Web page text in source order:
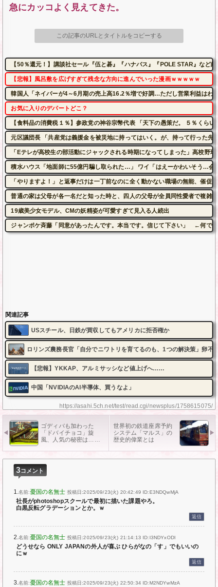
急にカッコよく見えてきた。
https://asahi.5ch.net/test/read.cgi/newsplus/1758615075/
この記事のURLとタイトルをコピーする
【50％還元！】講談社セール『伍と碁』『ハナバス』『POLE STAR』など
【悲報】風呂敷を広げすぎて残念な方向に進んでいった漫画ｗｗｗｗｗ
韓国人「ネイバーが4～6月期の売上高16.2％増で好調…ただし営業利益はわ
お気に入りのデパートどこ？
【食料品の消費税１％】参政党の神谷宗幣代表 「天下の愚策だ。 ５％くら
元区議団長 「共産党は義援金を被災地に持ってはいく。が、持って行った先
「Eテレが高校生の部活動にジャックされる時期になってしまった」高校野
積水ハウス「地面師に55億円騙し取られた…」 ワイ「はえーかわいそう…会
「やりますよ！」と返事だけは一丁前なのに全く動かない職場の無能、催
普通の家は父母が各一名だと知った時と、四人の父母が全員同性愛者で複雑
19歳美少女モデル、CMの妖精姿が可愛すぎて見入る人続出
ジャンポケ斉藤「同意があったんです。本当です。信じて下さい」 ←何で
関連記事
USスチール、日鉄が買収してもアメリカに拒否権か
ロリンズ農務長官「自分でニワトリを育てるのも、1つの解決策」卵不
【悲報】YKKAP、アルミサッシなど値上げへ……
中国「NVIDIAのAI半導体、買うなよ」
ゴディバも加わった
「ドバイチョコ」旋
風、人気の秘密は……
世界初の鉄道座席予約
システム「マルス」の
歴史的偉業とは
3コメント
1.名前:憂国の名無士 投稿日:2025/09/23(火) 20:42:49 ID:E3NDQwMjA
社長がphotoshopスクールで最初に描いた課題やろ。
白黒反転グラデーションとか。ｗ
返信
2.名前:憂国の名無士 投稿日:2025/09/23(火) 21:14:13 ID:I3NDYxODI
どうせなら ONLY JAPANの外人が喜ぶ ひらがなの「す」でもいいの
にｗ
返信
3.名前:憂国の名無士 投稿日:2025/09/23(火) 22:50:34 ID:M2NDYwMzA